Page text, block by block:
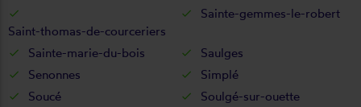
Saint-thomas-de-courceriers
Sainte-gemmes-le-robert
Sainte-marie-du-bois
Saulges
Senonnes
Simplé
Soucé
Soulgé-sur-ouette